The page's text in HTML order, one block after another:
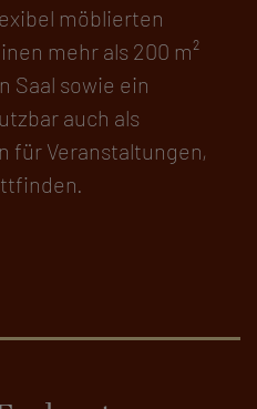
möblierten
mehr als 200 m²
Saal sowie ein
auch als
für Veranstaltungen,